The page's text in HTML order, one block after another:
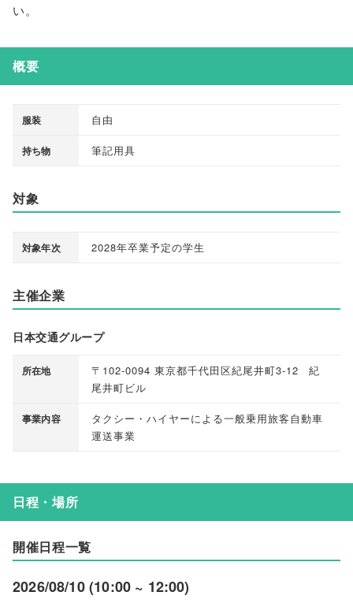
い。
概要
服装 自由
持ち物 筆記用具
対象
対象年次 2028年卒業予定の学生
主催企業
日本交通グループ
所在地
〒102-0094 東京都千代田区紀尾井町3-12 紀
尾井町ビル
事業内容
タクシー・ハイヤーによる一般乗用旅客自動車
運送事業
日程・場所
開催日程一覧
2026/08/10 (10:00 ~ 12:00)